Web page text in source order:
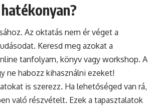
Az oktatás nem ér véget a
Keresd meg azokat a
tanfolyam, könyv vagy workshop. A
ne habozz kihasználni ezeket!
is szerezz. Ha lehetőséged van rá,
való részvételt. Ezek a tapasztalatok